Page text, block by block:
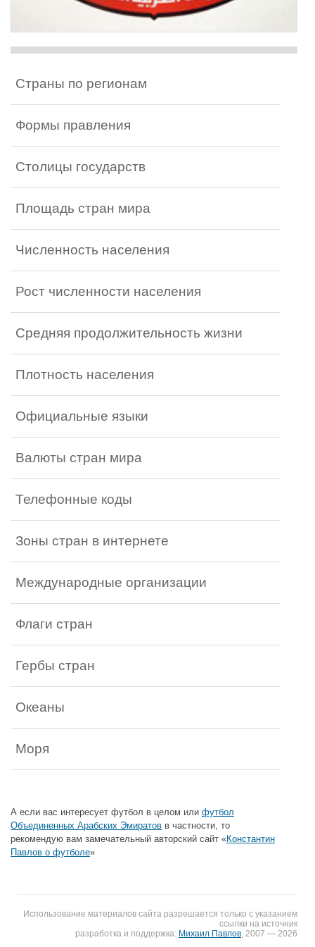
Страны по регионам
Формы правления
Столицы государств
Площадь стран мира
Численность населения
Рост численности населения
Средняя продолжительность жизни
Плотность населения
Официальные языки
Валюты стран мира
Телефонные коды
Зоны стран в интернете
Международные организации
Флаги стран
Гербы стран
Океаны
Моря
А если вас интересует футбол в целом или футбол
Объединенных Арабских Эмиратов в частности, то
рекомендую вам замечательный авторский сайт «Константин
Павлов о футболе»
Использование материалов сайта разрешается только с указанием
ссылки на источник
разработка и поддержка: Михаил Павлов, 2007 — 2026